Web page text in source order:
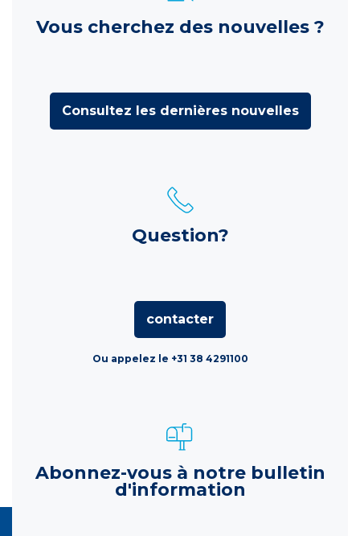
Vous cherchez des nouvelles ?
Consultez les dernières nouvelles
Question?
contacter
Ou appelez le +31 38 4291100
Abonnez-vous à notre bulletin
d'information